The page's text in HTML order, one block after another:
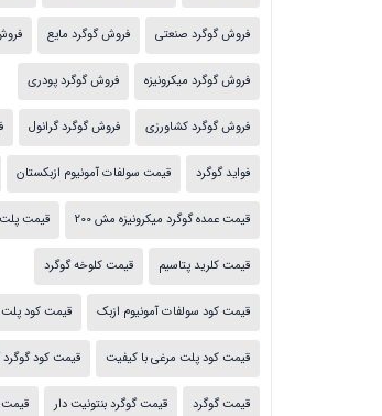
فروش گوگرد صنعتی فروش گوگرد مایع
فروش گوگرد میکرونیزه فروش گوگرد پودری
فروش گوگرد کشاورزی فروش گوگرد گرانول
فواید گوگرد قیمت سولفات آمونیوم ازبکستان
قیمت عمده گوگرد میکرونیزه مش 200 قیمت
قیمت کلرید پتاسیم قیمت کلوخه گوگرد
قیمت کود سولفات آمونیوم ازبک قیمت کود
قیمت کود پلت مرغی با کیفیت قیمت کود گوگرد
قیمت گوگرد قیمت گوگرد بنتونیت دار قیمت